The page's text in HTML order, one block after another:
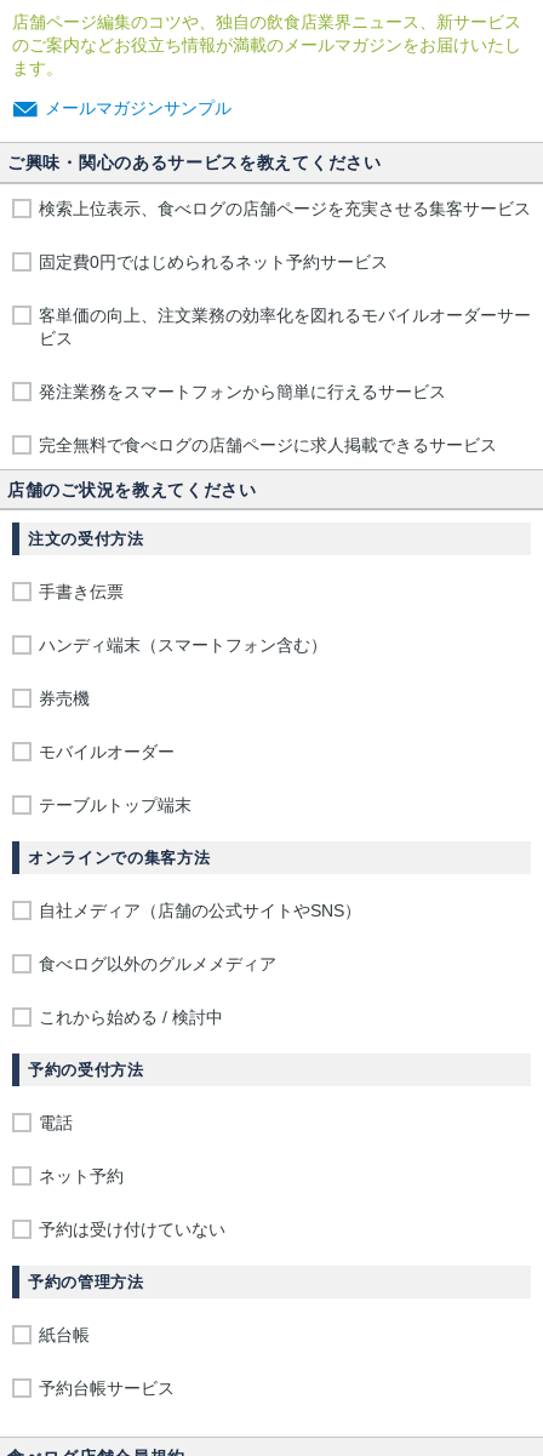
店舗ページ編集のコツや、独自の飲食店業界ニュース、新サービス
のご案内などお役立ち情報が満載のメールマガジンをお届けいたし
ます。
メールマガジンサンプル
ご興味・関心のあるサービスを教えてください
検索上位表示、食べログの店舗ページを充実させる集客サービス
固定費0円ではじめられるネット予約サービス
客単価の向上、注文業務の効率化を図れるモバイルオーダーサー
ビス
発注業務をスマートフォンから簡単に行えるサービス
完全無料で食べログの店舗ページに求人掲載できるサービス
店舗のご状況を教えてください
注文の受付方法
手書き伝票
ハンディ端末（スマートフォン含む）
券売機
モバイルオーダー
テーブルトップ端末
オンラインでの集客方法
自社メディア（店舗の公式サイトやSNS）
食べログ以外のグルメメディア
これから始める / 検討中
予約の受付方法
電話
ネット予約
予約は受け付けていない
予約の管理方法
紙台帳
予約台帳サービス